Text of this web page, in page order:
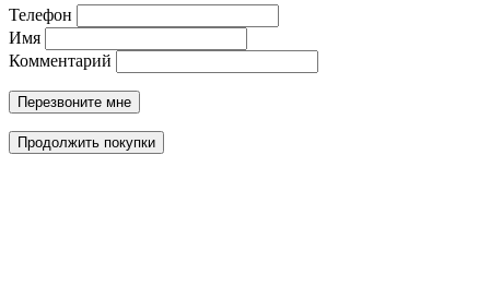
Телефон
Имя
Комментарий
Перезвоните мне
Продолжить покупки